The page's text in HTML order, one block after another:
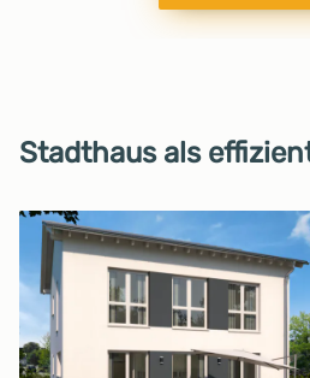
Stadthaus als